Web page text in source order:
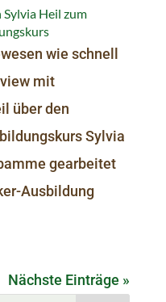
Heil zum
wie schnell
mit
über den
Sylvia
gearbeitet
Ausbildung
Nächste Einträge »